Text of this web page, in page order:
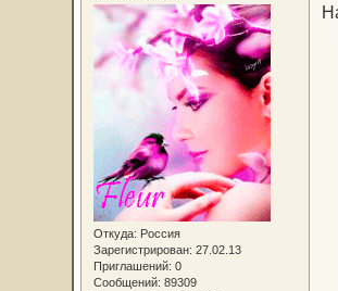
Откуда: Россия
Зарегистрирован: 27.02.13
Приглашений: 0
Сообщений: 89309